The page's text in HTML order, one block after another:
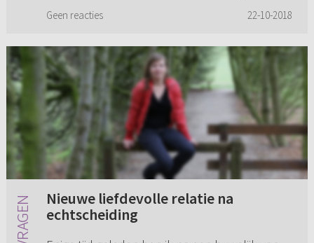
Geen reacties 22-10-2018
Nieuwe liefdevolle relatie na
echtscheiding